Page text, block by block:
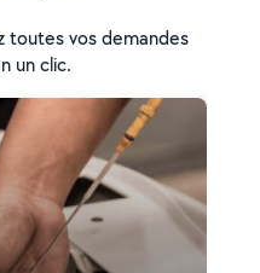
toutes vos demandes
un clic.